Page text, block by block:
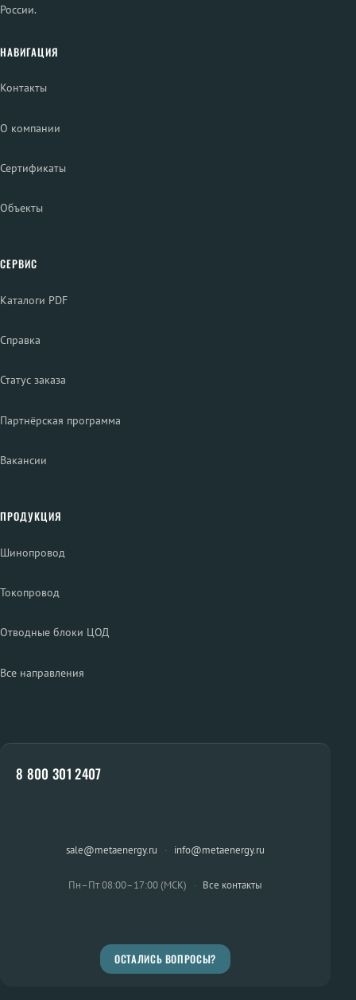
России.
НАВИГАЦИЯ
Контакты
О компании
Сертификаты
Объекты
СЕРВИС
Каталоги PDF
Справка
Статус заказа
Партнёрская программа
Вакансии
ПРОДУКЦИЯ
Шинопровод
Токопровод
Отводные блоки ЦОД
Все направления
8 800 301 2407
sale@metaenergy.ru · info@metaenergy.ru
Пн–Пт 08:00–17:00 (МСК) · Все контакты
ОСТАЛИСЬ ВОПРОСЫ?